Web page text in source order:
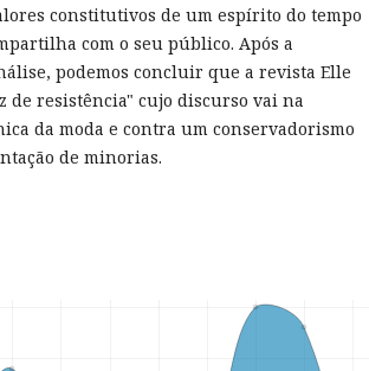
constitutivos de um espírito do tempo
com o seu público. Após a
podemos concluir que a revista Elle
de resistência" cujo discurso vai na
da moda e contra um conservadorismo
de minorias.